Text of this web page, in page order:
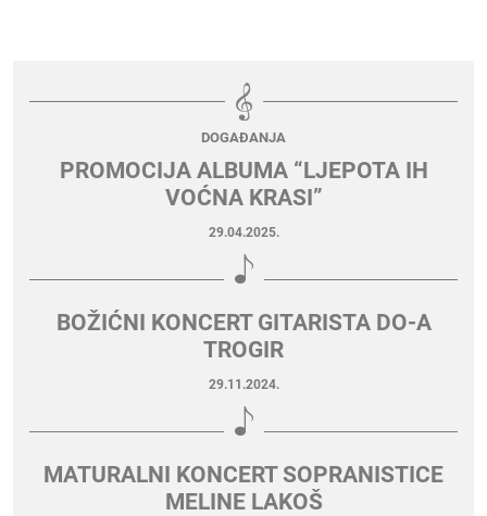
DOGAĐANJA
PROMOCIJA ALBUMA “LJEPOTA IH
VOĆNA KRASI”
29.04.2025.
BOŽIĆNI KONCERT GITARISTA DO-A
TROGIR
29.11.2024.
MATURALNI KONCERT SOPRANISTICE
MELINE LAKOŠ